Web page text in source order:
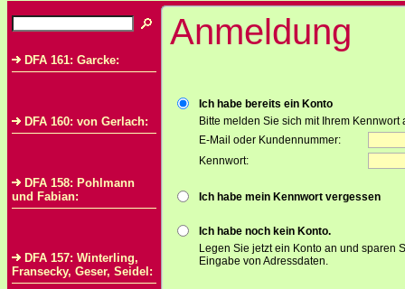
DFA 161: Garcke:
DFA 160: von Gerlach:
DFA 158: Pohlmann
und Fabian:
DFA 157: Winterling,
Fransecky, Geser, Seidel:
Anmeldung
Ich habe bereits ein Konto
Bitte melden Sie sich mit Ihrem Kennwort
E-Mail oder Kundennummer:
Kennwort:
Ich habe mein Kennwort vergessen
Ich habe noch kein Konto.
Legen Sie jetzt ein Konto an und sparen
Eingabe von Adressdaten.